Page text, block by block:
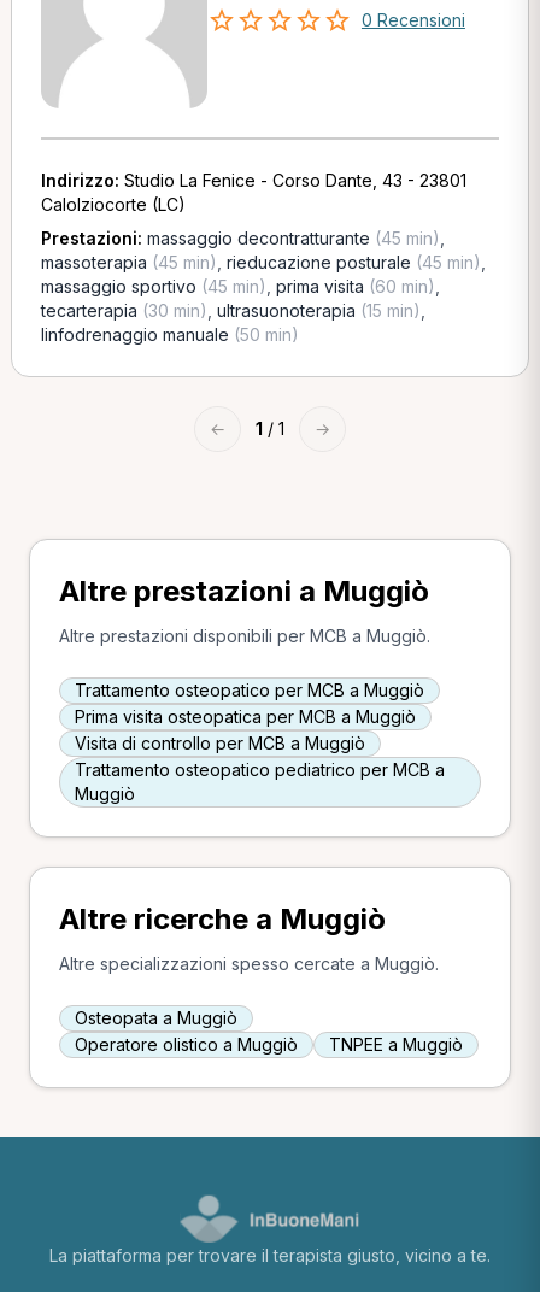
0 Recensioni
Indirizzo: Studio La Fenice - Corso Dante, 43 - 23801
Calolziocorte (LC)
Prestazioni: massaggio decontratturante (45 min)
massoterapia (45 min) rieducazione posturale (45 min)
massaggio sportivo (45 min) prima visita (60 min)
tecarterapia (30 min) ultrasuonoterapia (15 min)
linfodrenaggio manuale (50 min)
← 1 / 1 →
Altre prestazioni a Muggiò
Altre prestazioni disponibili per MCB a Muggiò.
Trattamento osteopatico per MCB a Muggiò
Prima visita osteopatica per MCB a Muggiò
Visita di controllo per MCB a Muggiò
Trattamento osteopatico pediatrico per MCB a
Muggiò
Altre ricerche a Muggiò
Altre specializzazioni spesso cercate a Muggiò.
Osteopata a Muggiò
Operatore olistico a Muggiò
TNPEE a Muggiò
La piattaforma per trovare il terapista giusto, vicino a te.